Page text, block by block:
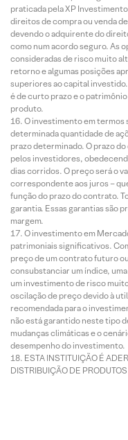
praticada pela XP
direitos de compra ou venda
devendo o adquirente do
como num acordo seguro. As
consideradas de risco muito
retorno e algumas posições
superiores ao capital
é de curto prazo e o
produto.
O investimento em termos
determinada quantidade de
prazo determinado. O prazo
pelos investidores,
dias corridos. O preço será o
correspondente aos juros –
função do prazo do contrato.
garantia. Essas garantias são
margem.
O investimento em
patrimoniais significativos.
preço de um contrato futuro
consubstanciar um índice,
um investimento de risco
oscilação de preço devido à
recomendada para o
não está garantido neste tipo
mudanças climáticas e o
desempenho do investimento.
ESTA INSTITUIÇÃO É
DISTRIBUIÇÃO DE